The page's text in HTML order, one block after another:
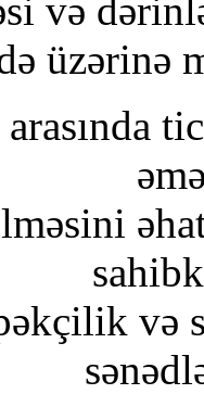
və
üzərinə
və